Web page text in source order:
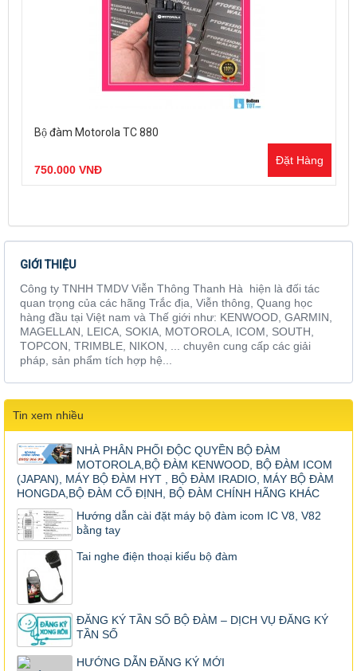
Bộ đàm Motorola TC 880
750.000 VNĐ
Đặt Hàng
GIỚI THIỆU
Công ty TNHH TMDV Viễn Thông Thanh Hà hiện là đối tác
quan trọng của các hãng Trắc địa, Viễn thông, Quang học
hàng đầu tại Việt nam và Thế giới như: KENWOOD, GARMIN,
MAGELLAN, LEICA, SOKIA, MOTOROLA, ICOM, SOUTH,
TOPCON, TRIMBLE, NIKON, ... chuyên cung cấp các giải
pháp, sản phẩm tích hợp hệ...
Tin xem nhiều
NHÀ PHÂN PHỐI ĐỘC QUYỀN BỘ ĐÀM
MOTOROLA,BỘ ĐÀM KENWOOD, BỘ ĐÀM ICOM
(JAPAN), MÁY BỘ ĐÀM HYT , BỘ ĐÀM IRADIO, MÁY BỘ ĐÀM
HONGDA,BỘ ĐÀM CỐ ĐỊNH, BỘ ĐÀM CHÍNH HÃNG KHÁC
Hướng dẫn cài đặt máy bộ đàm icom IC V8, V82
bằng tay
Tai nghe điện thoại kiểu bộ đàm
ĐĂNG KÝ TẦN SỐ BỘ ĐÀM – DỊCH VỤ ĐĂNG KÝ
TẦN SỐ
HƯỚNG DẪN ĐĂNG KÝ MỚI